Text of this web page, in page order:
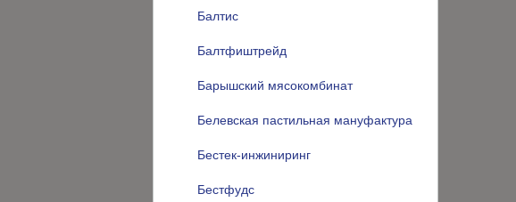
Балтис
Балтфиштрейд
Барышский мясокомбинат
Белевская пастильная мануфактура
Бестек-инжиниринг
Бестфудс